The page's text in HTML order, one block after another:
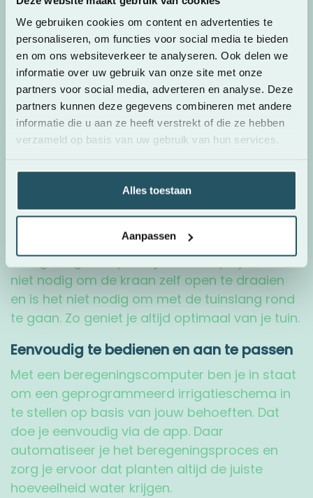
We gebruiken cookies om content en advertenties te
personaliseren, om functies voor social media te bieden
en om ons websiteverkeer te analyseren. Ook delen we
informatie over uw gebruik van onze site met onze
partners voor social media, adverteren en analyse. Deze
partners kunnen deze gegevens combineren met andere
informatie die u aan ze heeft verstrekt of die ze hebben
verzameld op basis van uw gebruik van hun services.
Alles toestaan
Aanpassen
ervoor dat je altijd de juiste hoeveelheid water
verspreidt.
Bespaar slim water en tijd
Met een beregeningscomputer snijdt het mes
aan twee kanten. Je bespaart slim water
omdat je altijd de juiste hoeveelheid water
je beregeningssysteem uit als er een hevige
regenbui wordt verwacht. Ook zo bespaar je
water.
Daarnaast bespaart een
beregeningscomputer je een hoop tijd. Het is
niet nodig om de kraan zelf open te draaien
en is het niet nodig om met de tuinslang rond
te gaan. Zo geniet je altijd optimaal van je tuin.
Eenvoudig te bedienen en aan te passen
Met een beregeningscomputer ben je in staat
om een geprogrammeerd irrigatieschema in
te stellen op basis van jouw behoeften. Dat
doe je eenvoudig via de app. Daar
automatiseer je het beregeningsproces en
zorg je ervoor dat planten altijd de juiste
hoeveelheid water krijgen.